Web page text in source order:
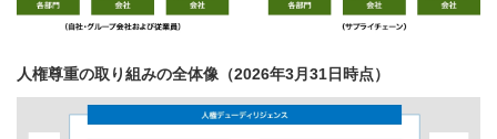
人権尊重の取り組みの全体像（2026年3月31日時点）